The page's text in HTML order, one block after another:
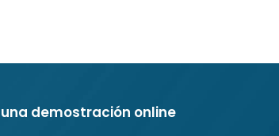
una demostración online